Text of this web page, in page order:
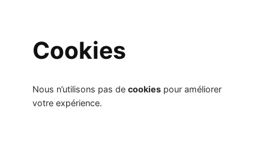
Cookies
Nous n’utilisons pas de cookiespour améliorer
votre expérience.